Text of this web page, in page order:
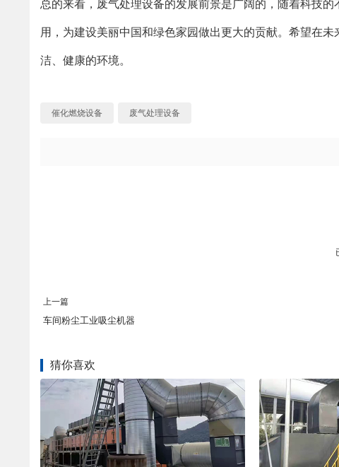
总的来看，废气处理设备的发展前景是广阔的，随着科技
用，为建设美丽中国和绿色家园做出更大的贡献。希望在
洁、健康的环境。
催化燃烧设备 废气处理设备
上一篇
车间粉尘工业吸尘机器
猜你喜欢